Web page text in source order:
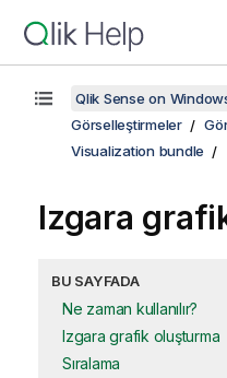
Qlik Sense on
Görselleştirmeler
Visualization bundle
Izgara
BU SAYFADA
Ne zaman kullanılır?
Izgara grafik oluşturma
Sıralama